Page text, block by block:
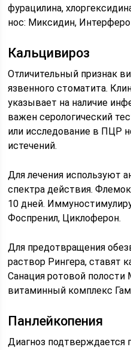
фурацилина,
нос: Миксидин,
Кальцивироз
Отличительный признак
язвенного стоматита.
указывает на наличие
важен серологический
или исследование в ПЦР
истечений.
Для лечения используют
спектра действия.
10 дней.
Фоспренил, Циклоферон.
Для предотвращения
раствор Рингера, ставят
Санация ротовой
витаминный комплекс
Панлейкопения
Диагноз подтверждается